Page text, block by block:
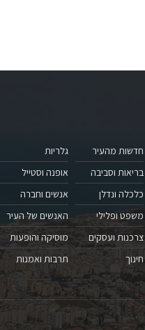
חדשות מהעיר
בריאות וסביבה
כלכלה ונדלן
משפט ופלילי
צרכנות ועסקים
חינוך
גלריות
אופנה וסטייל
אנשים וחברה
האנשים של העיר
מוסיקה והופעות
תרבות ואמנות